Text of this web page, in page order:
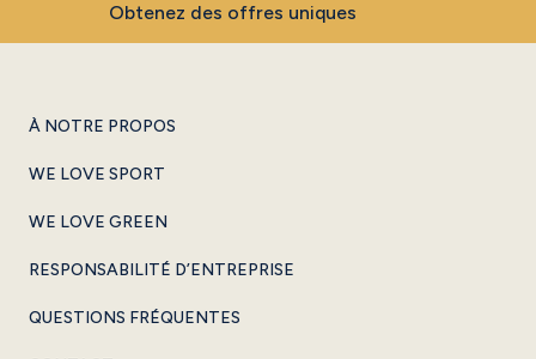
Obtenez des offres uniques
À NOTRE PROPOS
WE LOVE SPORT
WE LOVE GREEN
RESPONSABILITÉ D’ENTREPRISE
QUESTIONS FRÉQUENTES